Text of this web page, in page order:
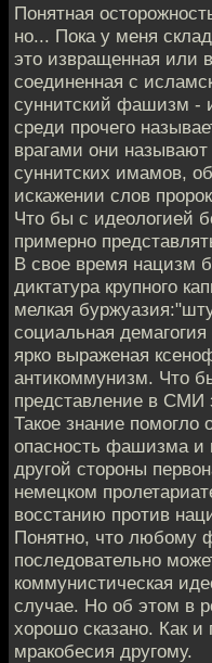
Понятная
но... Пока у меня
это извращенная или
соединенная с
суннитский фашизм -
среди прочего
врагами они
суннитских имамов,
искажении слов
Что бы с идеологией
примерно
В свое время нацизм
диктатура крупного
мелкая
социальная
ярко выраженая
антикоммунизм. Что
представление в СМИ
Такое знание
опасность фашизма и
другой стороны
немецком
восстанию против
Понятно, что любому
последовательно
коммунистическая
случае. Но об этом в
хорошо сказано. Как и
мракобесия другому.